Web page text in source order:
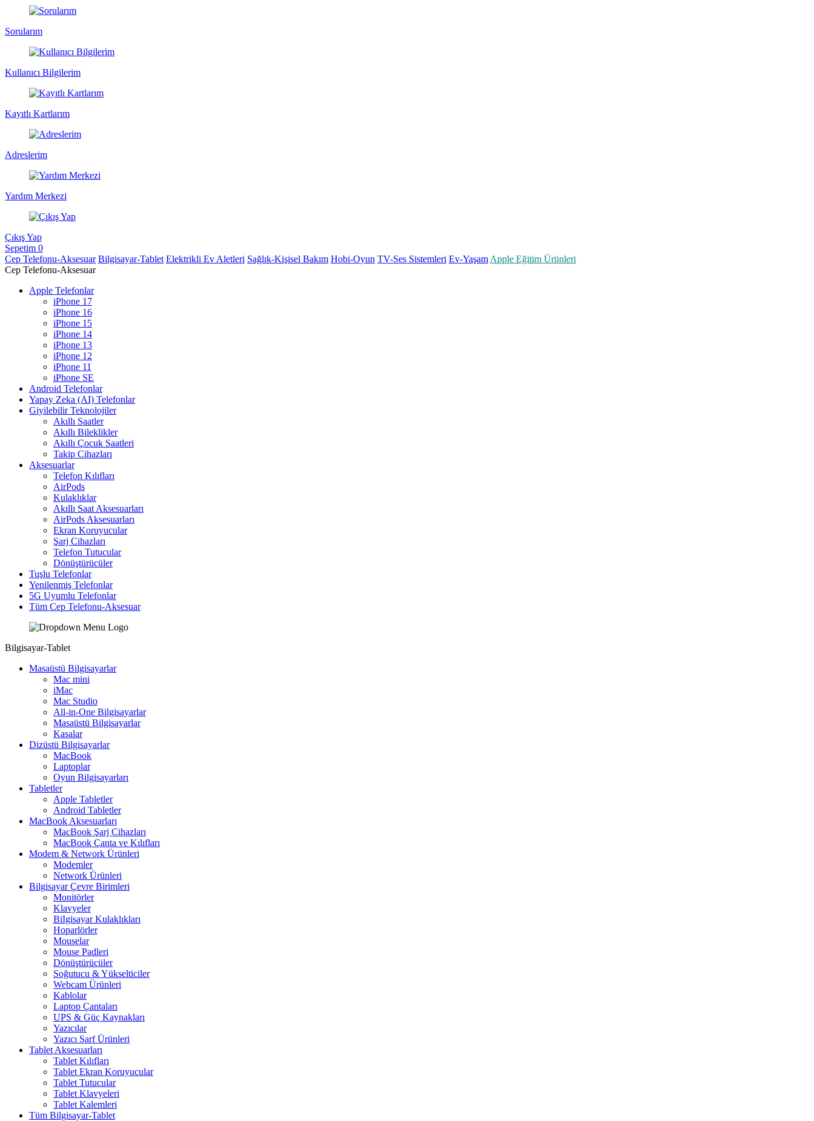
Sorularım
Kullanıcı Bilgilerim
Kayıtlı Kartlarım
Adreslerim
Yardım Merkezi
Çıkış Yap
Sepetim 0
Cep Telefonu-Aksesuar Bilgisayar-Tablet Elektrikli Ev Aletleri Sağlık-Kişisel Bakım Hobi-Oyun TV-Ses Sistemleri Ev-Yaşam Apple Eğitim Ürünleri
Cep Telefonu-Aksesuar
Apple Telefonlar
iPhone 17
iPhone 16
iPhone 15
iPhone 14
iPhone 13
iPhone 12
iPhone 11
iPhone SE
Android Telefonlar
Yapay Zeka (AI) Telefonlar
Giyilebilir Teknolojiler
Akıllı Saatler
Akıllı Bileklikler
Akıllı Çocuk Saatleri
Takip Cihazları
Aksesuarlar
Telefon Kılıfları
AirPods
Kulaklıklar
Akıllı Saat Aksesuarları
AirPods Aksesuarları
Ekran Koruyucular
Şarj Cihazları
Telefon Tutucular
Dönüştürücüler
Tuşlu Telefonlar
Yenilenmiş Telefonlar
5G Uyumlu Telefonlar
Tüm Cep Telefonu-Aksesuar
Bilgisayar-Tablet
Masaüstü Bilgisayarlar
Mac mini
iMac
Mac Studio
All-in-One Bilgisayarlar
Masaüstü Bilgisayarlar
Kasalar
Dizüstü Bilgisayarlar
MacBook
Laptoplar
Oyun Bilgisayarları
Tabletler
Apple Tabletler
Android Tabletler
MacBook Aksesuarları
MacBook Şarj Cihazları
MacBook Çanta ve Kılıfları
Modem & Network Ürünleri
Modemler
Network Ürünleri
Bilgisayar Çevre Birimleri
Monitörler
Klavyeler
BiIgisayar Kulaklıkları
Hoparlörler
Mouselar
Mouse Padleri
Dönüştürücüler
Soğutucu & Yükselticiler
Webcam Ürünleri
Kablolar
Laptop Çantaları
UPS & Güç Kaynakları
Yazıcılar
Yazıcı Sarf Ürünleri
Tablet Aksesuarları
Tablet Kılıfları
Tablet Ekran Koruyucular
Tablet Tutucular
Tablet Klavyeleri
Tablet Kalemleri
Tüm Bilgisayar-Tablet